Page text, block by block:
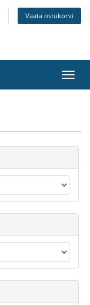
Vaata ostukorvi